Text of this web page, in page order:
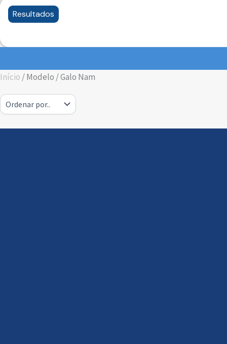
Resultados
Início / Modelo / Galo Nam